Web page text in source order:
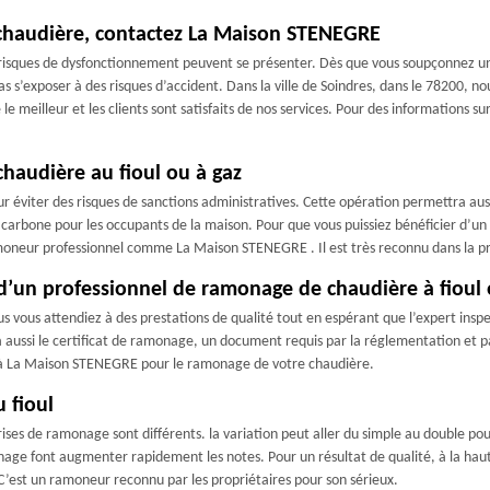
contactez La Maison STENEGRE
de dysfonctionnement peuvent se présenter. Dès que vous
à des risques d’accident. Dans la ville de Soindres, dans le 78200,
meilleur et les clients sont satisfaits de nos services. Pour des informations
au fioul ou à gaz
éviter des risques de sanctions administratives. Cette opération permettra
pour les occupants de la maison. Pour que vous puissiez bénéficier
professionnel comme La Maison STENEGRE . Il est très reconnu dans la
professionnel de ramonage de chaudière à fioul
vous attendiez à des prestations de qualité tout en espérant que l’expert
le certificat de ramonage, un document requis par la réglementation et
Maison STENEGRE pour le ramonage de votre chaudière.
fioul
de ramonage sont différents. la variation peut aller du simple au double
font augmenter rapidement les notes. Pour un résultat de qualité, à la
un ramoneur reconnu par les propriétaires pour son sérieux.